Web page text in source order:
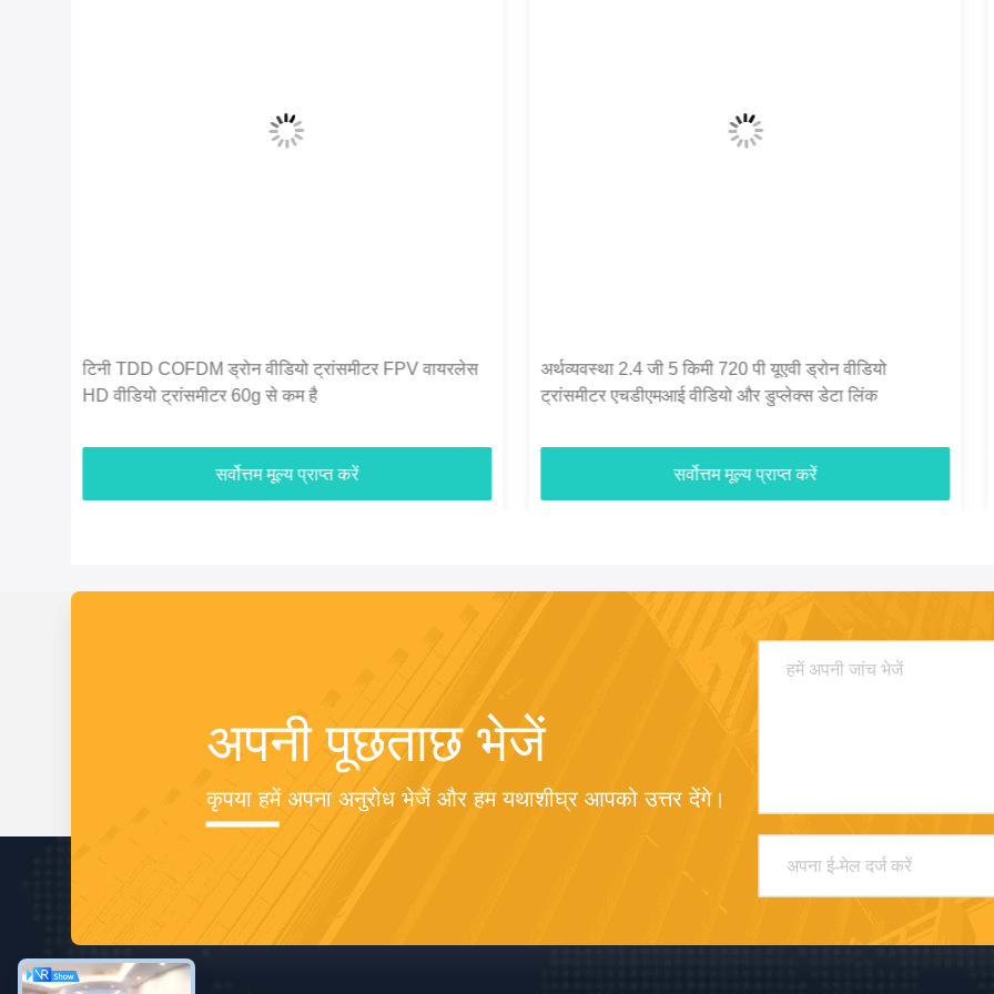
अर्थव्यवस्था 2.4 जी 5 किमी 720 पी यूएवी ड्रोन वीडियो
ट्रांसमीटर एचडीएमआई वीडियो और डुप्लेक्स डेटा लिंक
सर्वोत्तम मूल्य प्राप्त करें
C50HPT 40-70km Mavlink 2.4GHz COFDM यूएवी
वीडियो ट्रांसमीटर अल्ट्रा लंबी दूरी UP/Downlink
सर्वोत्तम मूल्य प्राप्त करें
अपनी पूछताछ भेजें
कृपया हमें अपना अनुरोध भेजें और हम यथाशीघ्र आपको उत्तर देंगे।